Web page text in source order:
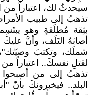
سيحدثُ لك، اعتباراً من
تذهبُ إلى طبيب
بثِقة مُطلَقةٍ وهو
أصابَهُ التَلَف، وأنَّ
شملَك، وتكتبَ وصيّتك"،
لقتلِ نفسكَ.. اعتباراً من
تذهبُ إلى من أصبحوا
البلد.. فيخبرونكَ بأنّ